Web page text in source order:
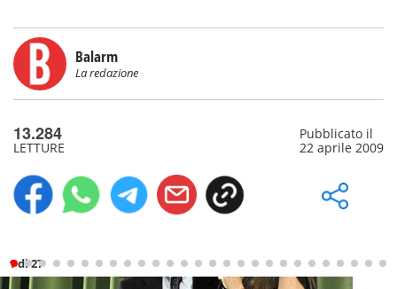
Balarm
La redazione
13.284
LETTURE
Pubblicato il
22 aprile 2009
1 di 27